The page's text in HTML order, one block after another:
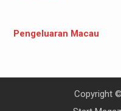
Pengeluaran Macau
Copyright